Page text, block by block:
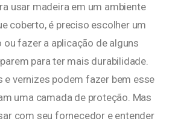
usar madeira em um ambiente
coberto, é preciso escolher um
fazer a aplicação de alguns
para ter mais durabilidade.
e vernizes podem fazer bem esse
uma camada de proteção. Mas
com seu fornecedor e entender